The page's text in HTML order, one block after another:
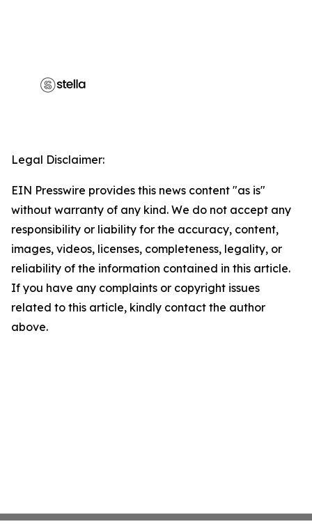
Legal Disclaimer:
EIN Presswire provides this news content "as is"
without warranty of any kind. We do not accept any
responsibility or liability for the accuracy, content,
images, videos, licenses, completeness, legality, or
reliability of the information contained in this article.
If you have any complaints or copyright issues
related to this article, kindly contact the author
above.